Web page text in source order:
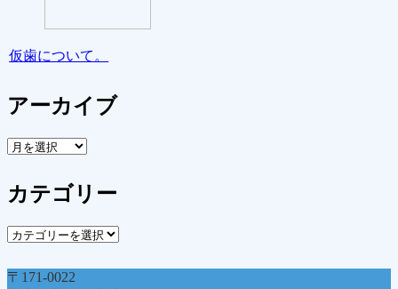
仮歯について。
アーカイブ
ア
カ
イ
カテゴリー
カ
ゴ
〒171-0022